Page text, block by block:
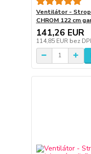
Ventilátor -
CHROM 122 cm
141,26 EUR
114,85 EUR bez